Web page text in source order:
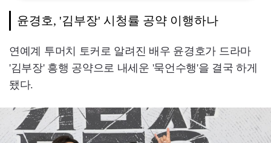
윤경호, '김부장' 시청률 공약 이행하나
연예계 투머치 토커로 알려진 배우 윤경호가 드라마
'김부장' 흥행 공약으로 내세운 '묵언수행'을 결국 하게
됐다.